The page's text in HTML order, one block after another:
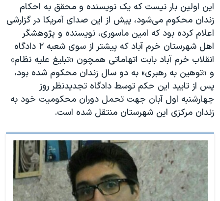
این اولین بار نیست که یک نویسندە و محقق به احکام
زندان محکوم می‌شود، پیش از این صدای آمریکا در گزارشی
اعلام کرده بود که امین ماسوری، نویسنده و پژوهشگر
اهل شهرستان خرم آباد که پیشتر از سوی شعبه ۲ دادگاه
انقلاب خرم آباد بابت اتهاماتی همچون «تبلیغ علیه نظام»
و «توهین به رهبری» به دو سال زندان محکوم شده بود،
پس از تایید این حکم توسط دادگاه تجدیدنظر روز
چهارشنبه اول آبان جهت تحمل دوران محکومیت خود به
زندان مرکزی این شهرستان منتقل شده است.